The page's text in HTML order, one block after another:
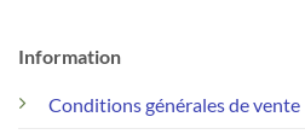
Information
Conditions générales de vente